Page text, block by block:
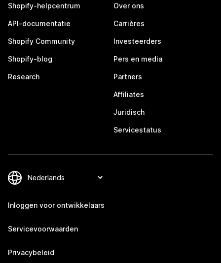
Shopify-helpcentrum
API-documentatie
Shopify Community
Shopify-blog
Research
Over ons
Carrières
Investeerders
Pers en media
Partners
Affiliates
Juridisch
Servicestatus
Inloggen voor ontwikkelaars
Servicevoorwaarden
Privacybeleid